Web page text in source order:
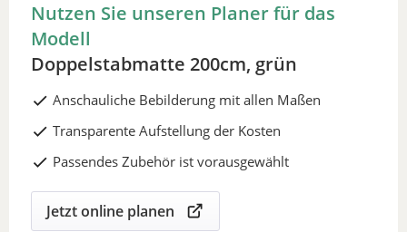
Nutzen Sie unseren Planer für das
Modell
Doppelstabmatte 200cm, grün
Anschauliche Bebilderung mit allen Maßen
Transparente Aufstellung der Kosten
Passendes Zubehör ist vorausgewählt
Jetzt online planen